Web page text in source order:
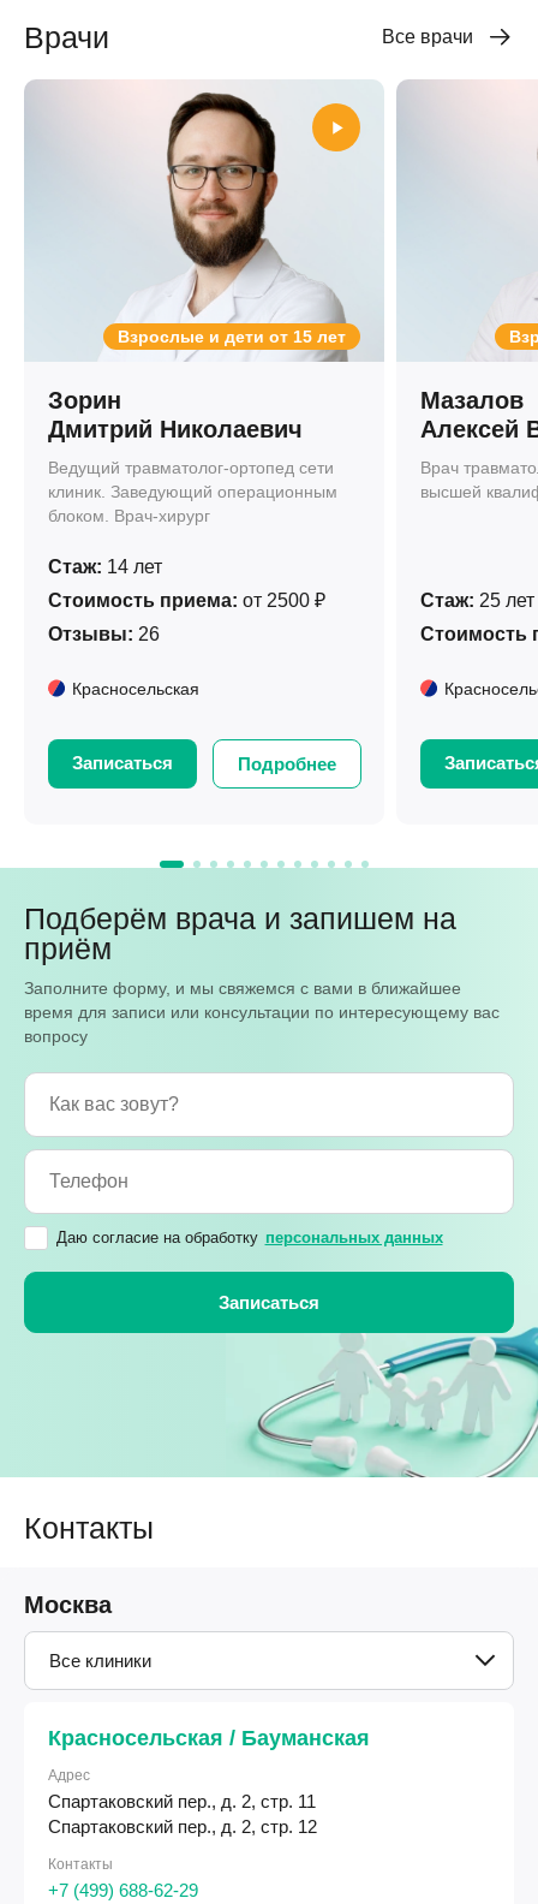
Врачи Все врачи
Взрослые и дети от 15 лет
Зорин
Дмитрий Николаевич
Ведущий травматолог-ортопед сети
клиник. Заведующий операционным
блоком. Врач-хирург
Стаж: 14 лет
Стоимость приема: от 2500 ₽
Отзывы: 26
Красносельская
Записаться Подробнее
Мазалов
Алексей
Врач
высшей
Стаж: 25 лет
Стоимость
Подберём врача и запишем на
приём
Заполните форму, и мы свяжемся с вами в ближайшее
время для записи или консультации по интересующему вас
вопросу
Даю согласие на обработку персональных данных
Контакты
Москва
Все клиники
Красносельская / Бауманская
Адрес
Спартаковский пер., д. 2, стр. 11
Спартаковский пер., д. 2, стр. 12
Контакты
+7 (499) 688-62-29